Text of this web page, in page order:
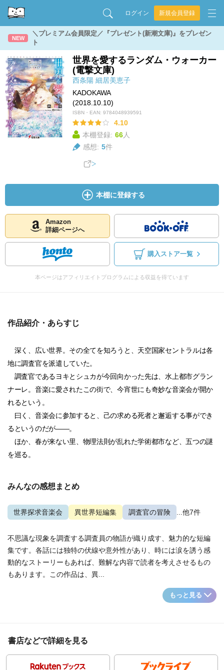
ログイン 新規会員登録
NEW
＼プレミアム会員限定／『プレゼント(新潮文庫)』をプレゼン
ト
世界を愛するランダム・ウォーカー
(電撃文庫)
西条陽 細居美恵子
KADOKAWA
(2018.10.10)
ISBN・EAN: 9784048939591
4.10
本棚登録: 66人
感想: 5件
本棚に登録する
Amazon
詳細ページへ
購入ストア一覧
本ページはアフィリエイトプログラムによる収益を得ています
作品紹介・あらすじ
深く、広い世界。その全てを知ろうと、天空国家セントラルは各
地に調査官を派遣していた。
調査官であるヨキとシュカが今回向かった先は、水上都市グラン
ナーレ。音楽に愛されたこの街で、今宵世にも奇妙な音楽会が開か
れるという。
曰く、音楽会に参加すると、己の求める死者と邂逅する事ができ
るというのだが――。
ほか、春が来ない里、物理法則が乱れた学術都市など、五つの謎
を巡る。
みんなの感想まとめ
世界探求音楽会 異世界短編集 調査官の冒険 ...他7件
不思議な現象を調査する調査員の物語が織り成す、魅力的な短編
集です。各話には独特の伏線や意外性があり、時には涙を誘う感
動的なストーリーもあれば、難解な内容で読者を考えさせるもの
もあります。この作品は、異...
もっと見る
書店などで詳細を見る